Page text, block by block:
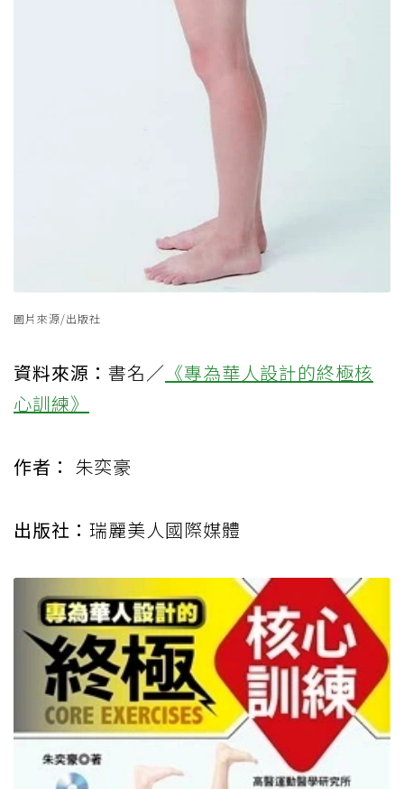
圖片來源/出版社
資料來源： 書名／ 《專為華人設計的終極核
心訓練》
作者： 朱奕豪
出版社： 瑞麗美人國際媒體